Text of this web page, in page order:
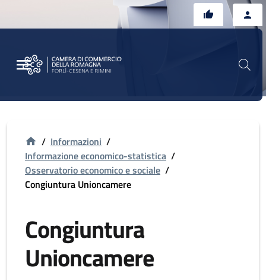
/ Informazioni /
Informazione economico-statistica /
Osservatorio economico e sociale /
Congiuntura Unioncamere
Congiuntura
Unioncamere